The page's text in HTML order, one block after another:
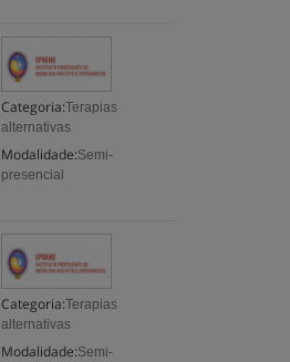
Categoria:Terapias
alternativas
Modalidade:Semi-
presencial
Categoria:Terapias
alternativas
Modalidade:Semi-